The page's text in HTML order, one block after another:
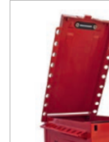
安全挂锁，还有一
箱，便于在锁定期
可重写标签，钥匙杯